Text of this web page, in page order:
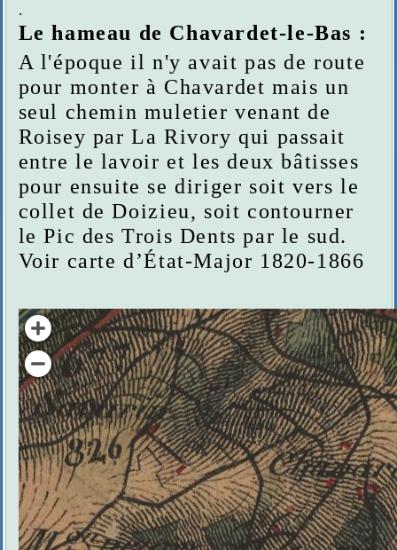
.
Le hameau de Chavardet-le-Bas :
A l'époque il n'y avait pas de route
pour monter à Chavardet mais un
seul chemin muletier venant de
Roisey par La Rivory qui passait
entre le lavoir et les deux bâtisses
pour ensuite se diriger soit vers le
collet de Doizieu, soit contourner
le Pic des Trois Dents par le sud.
Voir carte d’État-Major 1820-1866